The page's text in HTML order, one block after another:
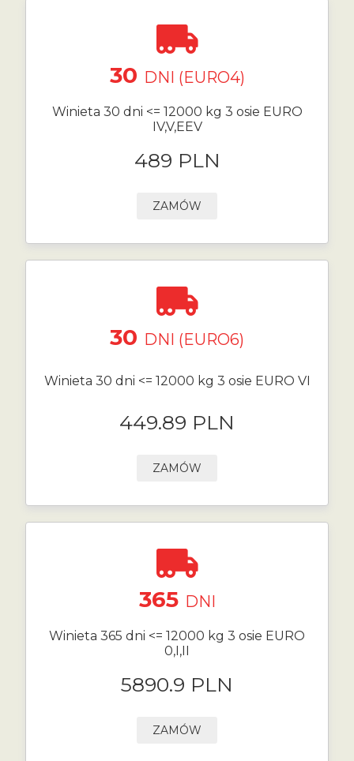
30 DNI (EURO4)
Winieta 30 dni <= 12000 kg 3 osie EURO
IV,V,EEV
489 PLN
ZAMÓW
30 DNI (EURO6)
Winieta 30 dni <= 12000 kg 3 osie EURO VI
449.89 PLN
ZAMÓW
365 DNI
Winieta 365 dni <= 12000 kg 3 osie EURO
0,I,II
5890.9 PLN
ZAMÓW